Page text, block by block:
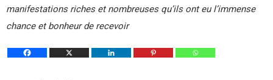
manifestations riches et nombreuses qu’ils ont eu l’immense
chance et bonheur de recevoir